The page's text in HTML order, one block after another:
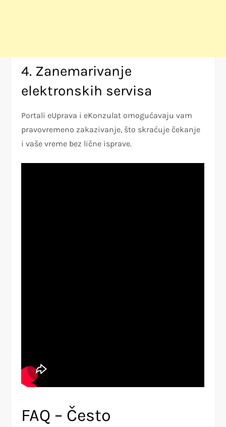
4. Zanemarivanje
elektronskih servisa
Portali eUprava i eKonzulat omogućavaju vam
pravovremeno zakazivanje, što skraćuje čekanje
i vaše vreme bez lične isprave.
FAQ – Često